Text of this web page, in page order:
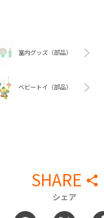
室内グッズ（部品）
ベビートイ（部品）
SHARE
シェア